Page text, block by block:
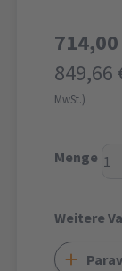
714,00
849,66
MwSt.)
Menge
Weitere